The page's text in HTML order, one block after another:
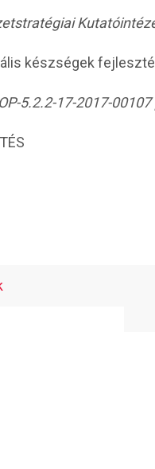
készségek
17-2017-00107